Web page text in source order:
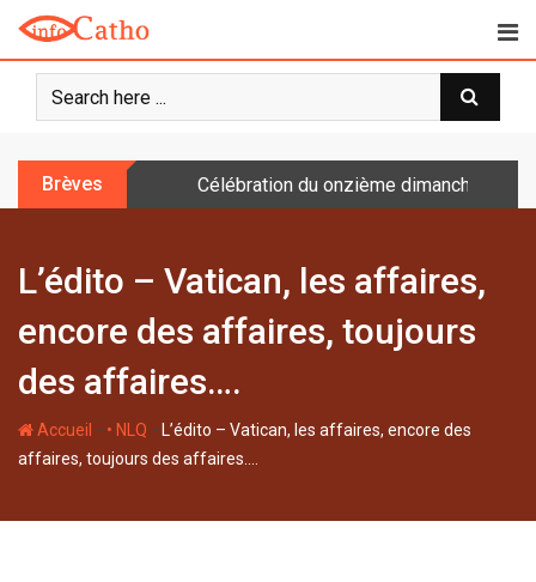
o
Brèves Célébration du onzième dimanche
L’édito – Vatican, les affaires,
encore des affaires, toujours
des affaires….
Accueil - • NLQ - L’édito – Vatican, les affaires, encore des
affaires, toujours des affaires….